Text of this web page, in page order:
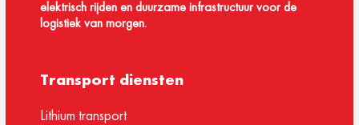
elektrisch rijden en duurzame infrastructuur voor de
logistiek van morgen.
Transport diensten
Lithium transport